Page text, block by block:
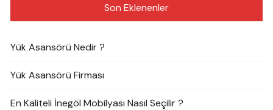
Son Eklenenler
Yük Asansörü Nedir ?
Yük Asansörü Firması
En Kaliteli İnegöl Mobilyası Nasıl Seçilir ?